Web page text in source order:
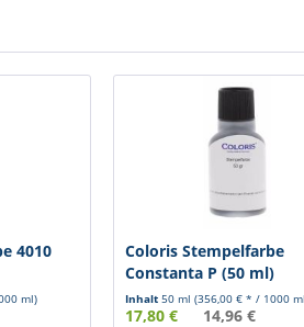
4010
ml)
Coloris Stempelfarbe
Constanta P (50 ml)
Inhalt 50 ml (356,00 € * / 1000
17,80 € 14,96 €